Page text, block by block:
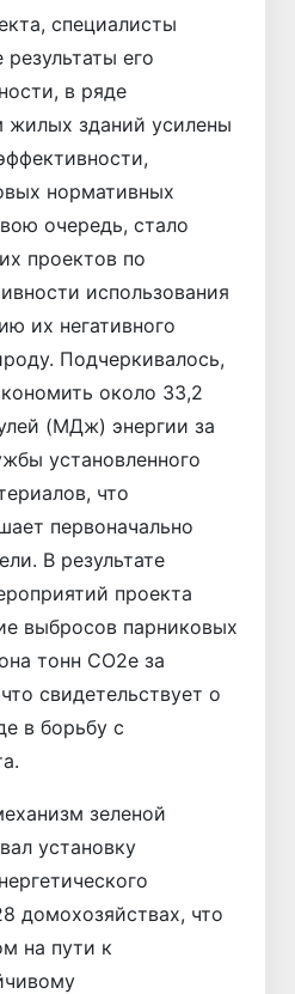
специалисты
его
в ряде
жилых зданий усилены
нормативных
очередь, стало
проектов по
использования
их негативного
Подчеркивалось,
около 33,2
(МДж) энергии за
установленного
что
первоначально
В результате
проекта
выбросов парниковых
тонн CO2е за
свидетельствует о
в борьбу с
зеленой
установку
домохозяйствах, что
на пути к